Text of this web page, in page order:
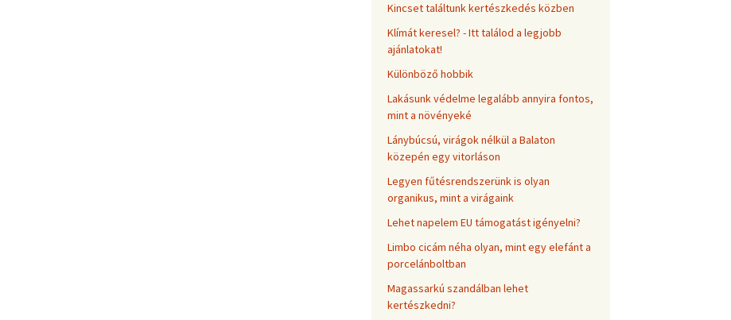
Kincset találtunk kertészkedés közben
Klímát keresel? - Itt találod a legjobb
ajánlatokat!
Különböző hobbik
Lakásunk védelme legalább annyira fontos,
mint a növényeké
Lánybúcsú, virágok nélkül a Balaton
közepén egy vitorláson
Legyen fűtésrendszerünk is olyan
organikus, mint a virágaink
Lehet napelem EU támogatást igényelni?
Limbo cicám néha olyan, mint egy elefánt a
porcelánboltban
Magassarkú szandálban lehet
kertészkedni?